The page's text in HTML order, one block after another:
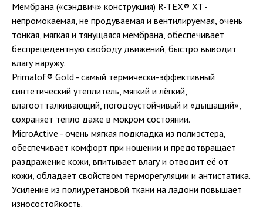
Мембрана («сэндвич» конструкция) R-TEX® XT -
непромокаемая, не продуваемая и вентилируемая, очень
тонкая, мягкая и тянущаяся мембрана, обеспечивает
беспрецедентную свободу движений, быстро выводит
влагу наружу.
Primalof® Gold - самый термически-эффективный
синтетический утеплитель, мягкий и лёгкий,
влагоотталкивающий, погодоустойчивый и «дышащий»,
сохраняет тепло даже в мокром состоянии.
MicroActive - очень мягкая подкладка из полиэстера,
обеспечивает комфорт при ношении и предотвращает
раздражение кожи, впитывает влагу и отводит её от
кожи, обладает свойством терморегуляции и антистатика.
Усиление из полиуретановой ткани на ладони повышает
износостойкость.